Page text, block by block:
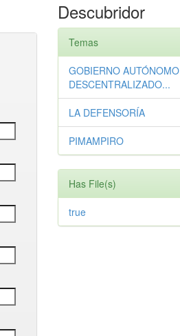
Descubridor
Temas
GOBIERNO AUTÓNOMO
DESCENTRALIZADO...
LA DEFENSORÍA
PIMAMPIRO
Has File(s)
true